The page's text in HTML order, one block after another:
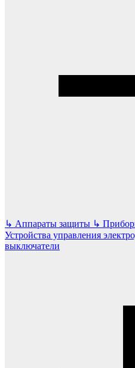
↳ Аппараты защиты ↳
Устройства управления
выключатели